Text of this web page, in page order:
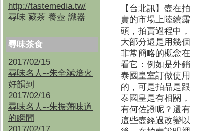
http://tastemedia.tw/
尋味 藏茶 養壺 識器
尋味茶食
2017/02/15
尋味名人--朱全斌焙火
好韻到
2017/02/16
尋味名人--朱振藩味道
的瞬間
【台北訊】壺在拍
賣的市場上陸續露
頭，拍賣過程中，
大部分還是用幾個
非常簡略的概念在
看它：例如是外銷
泰國皇室訂做使用
的，可是拍品是跟
泰國皇是有相關，
有何佐證呢？還有
這些壺經過改變以